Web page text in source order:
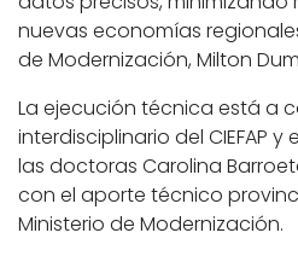
nuevas economías
de Modernización, Milton
La ejecución técnica está a
interdisciplinario del CIEFAP y
las doctoras Carolina
con el aporte técnico
Ministerio de Modernización.